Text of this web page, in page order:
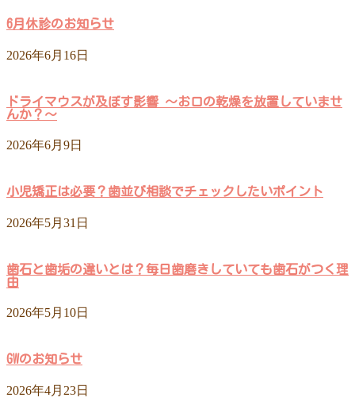
6月休診のお知らせ
2026年6月16日
ドライマウスが及ぼす影響 ～お口の乾燥を放置していませ
んか？～
2026年6月9日
小児矯正は必要？歯並び相談でチェックしたいポイント
2026年5月31日
歯石と歯垢の違いとは？毎日歯磨きしていても歯石がつく理
由
2026年5月10日
GWのお知らせ
2026年4月23日